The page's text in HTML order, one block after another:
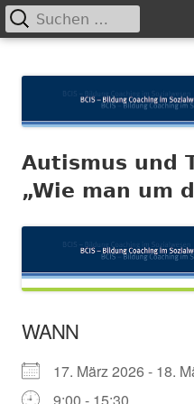
zum
Primäres
Suchen
nach:
Autismus und
„Wie man um
WANN
17. März 2026 - 18.